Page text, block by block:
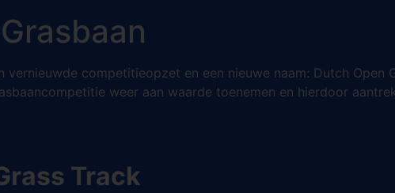
competitieopzet en een nieuwe naam: Dutch Open
weer aan waarde toenemen en hierdoor
Track